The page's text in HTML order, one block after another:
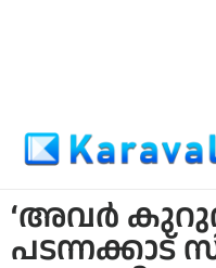
‘അവര്‍
പടന്നക്കാട്